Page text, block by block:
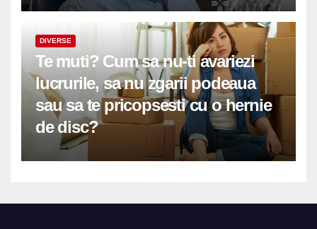
DIVERSE
Te muti? Cum sa nu-ti avariezi
lucrurile, sa nu zgarii podeaua
sau sa te pricopsesti cu o hernie
de disc?